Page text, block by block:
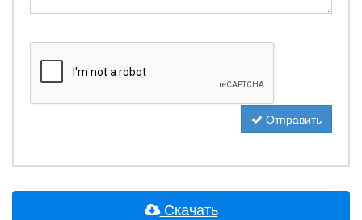
Отправить
Скачать